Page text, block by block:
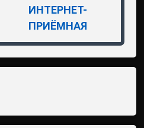
ИНТЕРНЕТ-
ПРИЁМНАЯ